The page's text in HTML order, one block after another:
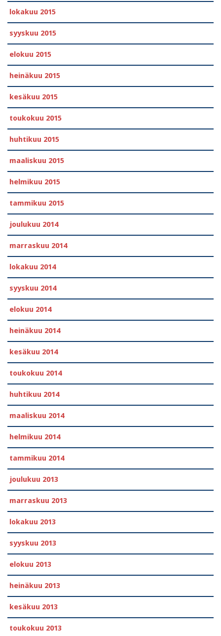
lokakuu 2015
syyskuu 2015
elokuu 2015
heinäkuu 2015
kesäkuu 2015
toukokuu 2015
huhtikuu 2015
maaliskuu 2015
helmikuu 2015
tammikuu 2015
joulukuu 2014
marraskuu 2014
lokakuu 2014
syyskuu 2014
elokuu 2014
heinäkuu 2014
kesäkuu 2014
toukokuu 2014
huhtikuu 2014
maaliskuu 2014
helmikuu 2014
tammikuu 2014
joulukuu 2013
marraskuu 2013
lokakuu 2013
syyskuu 2013
elokuu 2013
heinäkuu 2013
kesäkuu 2013
toukokuu 2013